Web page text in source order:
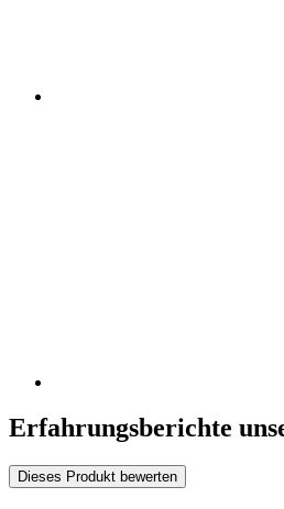
Erfahrungsberichte
Dieses Produkt bewerten